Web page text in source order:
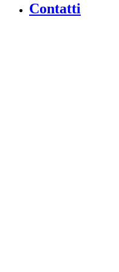
Contatti